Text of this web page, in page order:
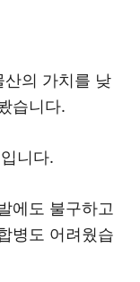
산의 가치를 낮
습니다.
니다.
에도 불구하고
병도 어려웠습